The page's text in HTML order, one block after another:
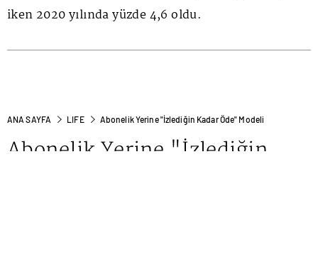
iken 2020 yılında yüzde 4,6 oldu.
ANA SAYFA LIFE Abonelik Yerine "İzlediğin Kadar Öde" Modeli
Abonelik Yerine "İzlediğin